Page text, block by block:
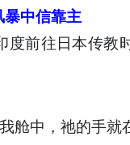
暴中信靠主
度前往日本传教
舱中，祂的手就